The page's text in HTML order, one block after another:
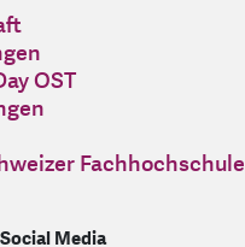
OST
Fachhochschule
Media